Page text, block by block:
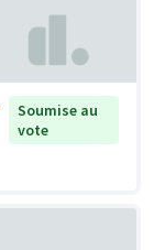
Soumise au
vote